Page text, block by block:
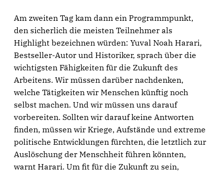
Am zweiten Tag kam dann ein Programmpunkt,
den sicherlich die meisten Teilnehmer als
Highlight bezeichnen würden: Yuval Noah Harari,
Bestseller-Autor und Historiker, sprach über die
wichtigsten Fähigkeiten für die Zukunft des
Arbeitens. Wir müssen darüber nachdenken,
welche Tätigkeiten wir Menschen künftig noch
selbst machen. Und wir müssen uns darauf
vorbereiten. Sollten wir darauf keine Antworten
finden, müssen wir Kriege, Aufstände und extreme
politische Entwicklungen fürchten, die letztlich zur
Auslöschung der Menschheit führen könnten,
warnt Harari. Um fit für die Zukunft zu sein,